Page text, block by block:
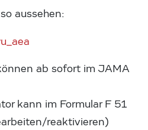
aussehen:
ab sofort im JAMA
kann im Formular F 51
reaktivieren)